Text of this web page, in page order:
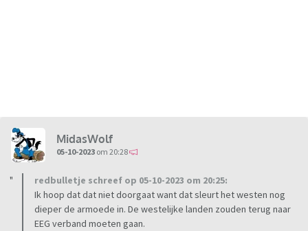
MidasWolf
05-10-2023 om 20:28
redbulletje schreef op 05-10-2023 om 20:25:
Ik hoop dat dat niet doorgaat want dat sleurt het westen nog
dieper de armoede in. De westelijke landen zouden terug naar
EEG verband moeten gaan.